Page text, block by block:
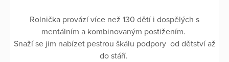
Rolnička provází více než 130 dětí i dospělých s
mentálním a kombinovaným postižením.
Snaží se jim nabízet pestrou škálu podpory od dětství až
do stáří.